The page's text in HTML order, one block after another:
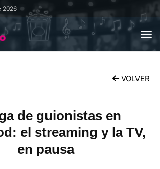
2026
VOLVER
de guionistas en
el streaming y la TV,
en pausa